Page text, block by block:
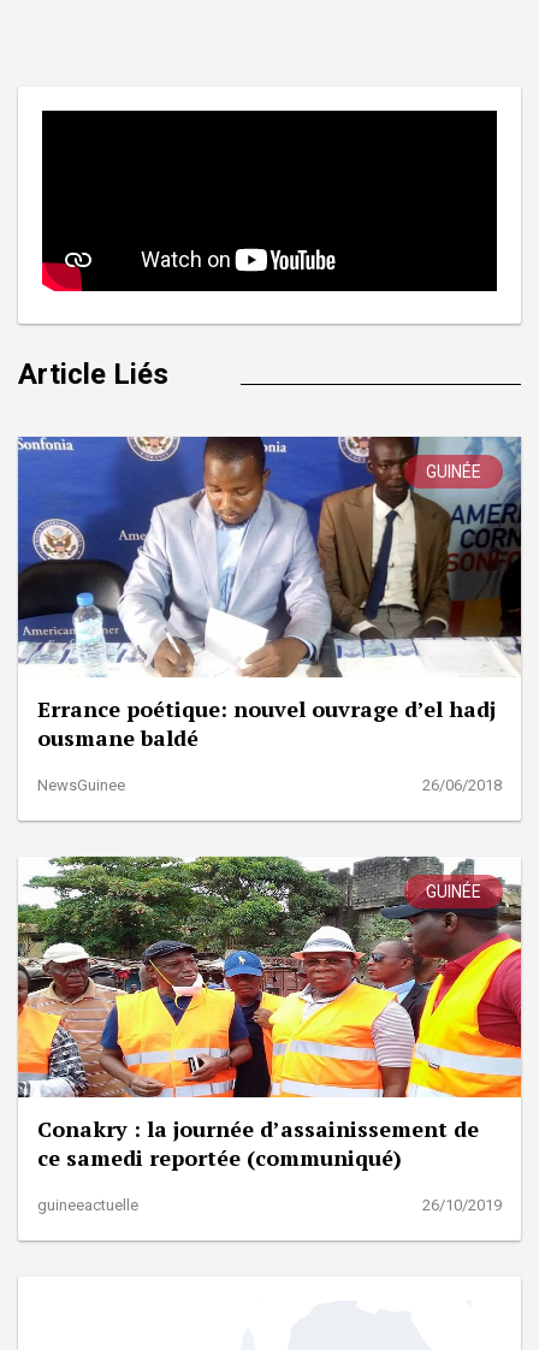
Article Liés
GUINÉE
Errance poétique: nouvel ouvrage d’el hadj
ousmane baldé
NewsGuinee 26/06/2018
GUINÉE
Conakry : la journée d’assainissement de
ce samedi reportée (communiqué)
guineeactuelle 26/10/2019